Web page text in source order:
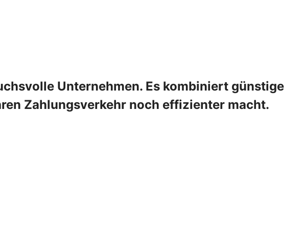
Unternehmen. Es kombiniert günstige
Zahlungsverkehr noch effizienter macht.